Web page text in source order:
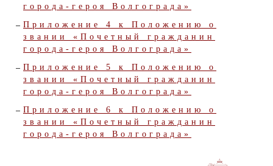
города-героя Волгограда»
Приложение 4 к Положению о
звании «Почетный гражданин
города-героя Волгограда»
Приложение 5 к Положению о
звании «Почетный гражданин
города-героя Волгограда»
Приложение 6 к Положению о
звании «Почетный гражданин
города-героя Волгограда»